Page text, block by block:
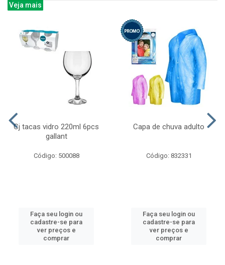
Veja mais
Cj tacas vidro 220ml 6pcs
gallant
Código: 500088
Faça seu login ou
cadastre-se para
ver preços e
comprar
Capa de chuva adulto
Código: 832331
Faça seu login ou
cadastre-se para
ver preços e
comprar